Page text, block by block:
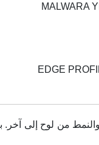
MALWARA
EDGE
من لوح إلى آخر.